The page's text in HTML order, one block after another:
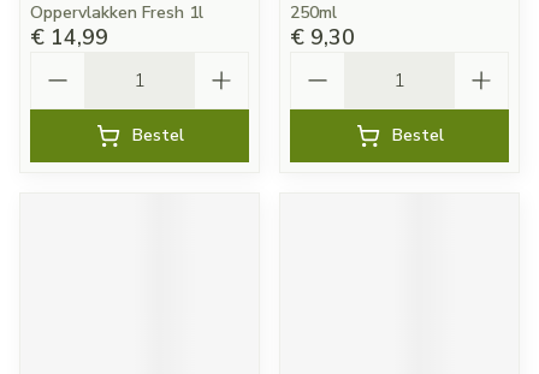
Oppervlakken Fresh 1l
€ 14,99
Bestel
250ml
€ 9,30
Bestel